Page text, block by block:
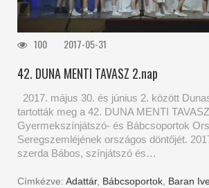
100 2017-05-31
42. DUNA MENTI TAVASZ 2.nap
2017. május 30. és június 2. között
tartották meg a 42. DUNA MENTI TAVASZ
Gyermekszínjátszó- és Bábcsoportok
Seregszemléjének országos döntőjét.
szerda Bábos, színjátszó és…
Címkézve: Adattár, Bábcsoportok, Baran